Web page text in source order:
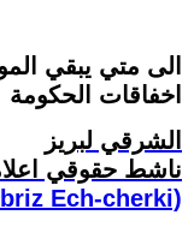
الى متي يبقي
اخفاقات الحكومة
الشرقي لبريز
ناشط حقوقي
Ech-cherki)